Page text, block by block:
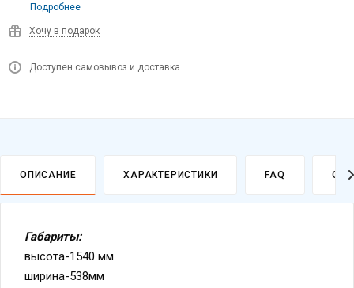
Подробнее
Хочу в подарок
Доступен самовывоз и доставка
ОПИСАНИЕ ХАРАКТЕРИСТИКИ FAQ
Габариты:
высота-1540 мм
ширина-538мм